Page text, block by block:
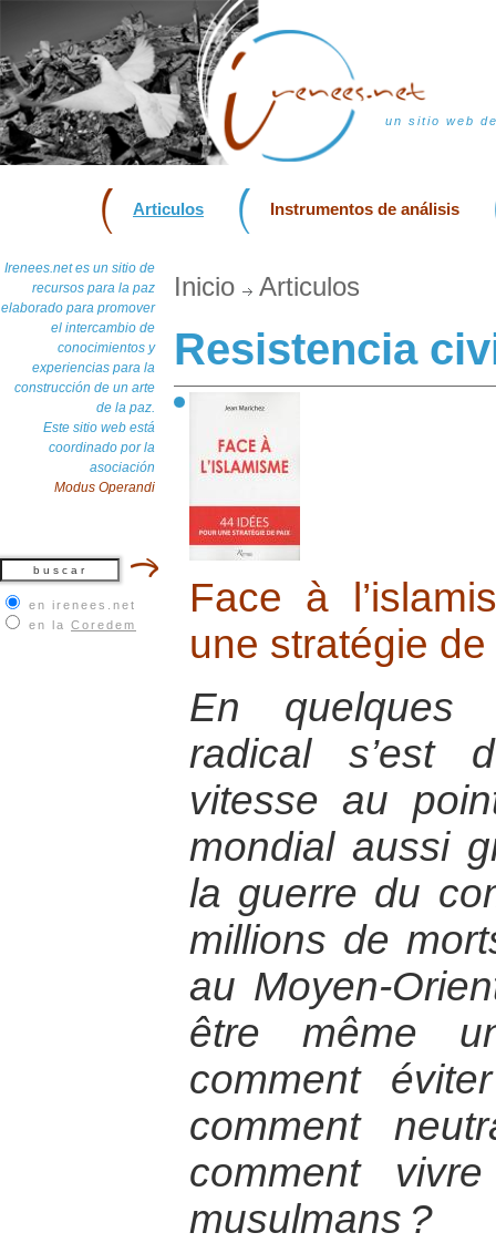
un sitio web
Articulos Instrumentos de análisis
Irenees.net es un sitio de
recursos para la paz
elaborado para promover
el intercambio de
conocimientos y
experiencias para la
construcción de un arte
de la paz.
Este sitio web está
coordinado por la
asociación
Modus Operandi
en irenees.net
en la Coredem
Inicio Articulos
Resistencia
Face à
une stratégie
En quelques
radical s’est
vitesse au
mondial aussi
la guerre du
millions de
au Moyen-
être même
comment
comment
comment
musulmans ?